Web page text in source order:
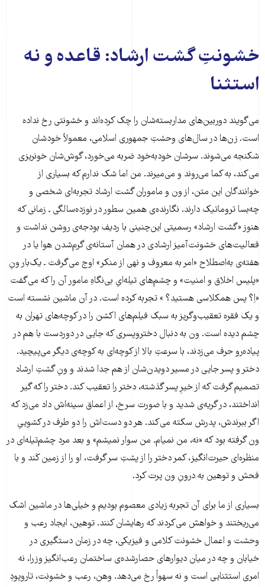
خشونتِ گشت ارشاد: قاعده و نه
استثنا
می‌گویند دوربین‌های مداربسته‌شان را چک کرده‌اند و خشونتی رخ نداده
است. زن‌ها در سال‌های وحشتِ جمهوری اسلامی، معمولاً خودشان
شکنجه می‌شوند. سرشان خودبه‌خود ضربه می‌خورد، گوش‌شان خونریزی
می‌کند، به کما می‌روند و می‌میرند. من اما شک ندارم که بسیاری از
خوانندگان این متن، از ون و ماموران گشت ارشاد تجربه‌ای شخصی و
چه‌بسا تروماتیک دارند. نگارنده‌ی همین سطور در نوزده‌سالگی ـ زمانی که
هنوز «گشت ارشاد» رسمیتی این‌چنینی با ردیف بودجه‌ی روشن نداشت و
فعالیت‌های خشونت‌آمیز ارشادی در همان آستانه‌ی گرم‌شدن هوا یا در
هفته‌ی به‌اصطلاح «امر به معروف و نهی از منکر» اوج می‌گرفت ـ یک‌بار ونِ
«پلیس اخلاق و امنیت» و چشم‌های تیله‌ایِ بی‌نگاهِ مامور آن را که می‌گفت
«اِ؟ پس همکلاسی هستید؟ » تجربه کرده است. در آن ماشین نشسته است
و یک فقره تعقیب‌وگریز به سبک فیلم‌های اکشن را در کوچه‌های تهران به
چشم دیده است. ون به دنبال دختروپسری که جایی در دوردست با هم در
پیاده‌رو حرف می‌زدند، با سرعتِ بالا از کوچه‌ای به کوچه‌ی دیگر می‌پیچید.
دختر و پسر جایی در مسیر دویدن‌شان از هم جدا شدند و ونِ گشتِ ارشاد
تصمیم گرفت که از خیرِ پسر گذشته، دختر را تعقیب کند. دختر را که گیر
انداختند، در گریه‌ی شدید و با صورت سرخ، از اعماق سینه‌اش داد می‌زد که
اگر ببرندش، پدرش سکته می‌کند. هر دو دست‌اش را دو طرف در کشوییِ
ون گرفته بود که «نه، من نمیام. من سوار نمیشم» و بعد مرد چشم‌تیله‌ای در
منظره‌ای حیرت‌انگیز، کمر دختر را از پشتِ سر گرفت، او را از زمین کَند و با
فحش و توهین به درونِ ون پرت کرد.
بسیاری از ما برای آن تجربه زیادی معصوم بودیم و خیلی‌ها در ماشین اشک
می‌ریختند و خواهش می‌کردند که رهایشان کنند. توهین، ایجاد رعب و
وحشت و اعمال خشونت کلامی و فیزیکی، چه در زمان دستگیری در
خیابان و چه در میان دیوارهای حصارشده‌ی ساختمان‌ رعب‌انگیز وزرا، نه
امری استثنایی است و نه سهواً رخ می‌دهد. وهن، رعب و خشونت، تاروپودِ